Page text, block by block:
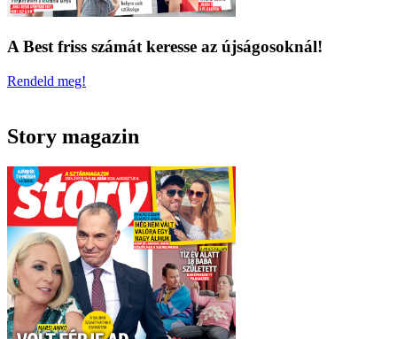
A Best friss számát keresse az újságosoknál!
Rendeld meg!
Story magazin